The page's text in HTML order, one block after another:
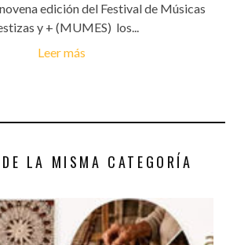
edición del Festival de Músicas
y + (MUMES) los...
Leer más
LA MISMA CATEGORÍA